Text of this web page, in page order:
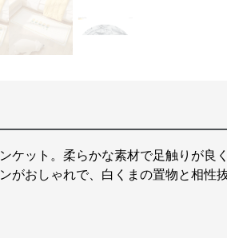
ケット。柔らかな素材で足触りが良
がおしゃれで、白くまの置物と相性